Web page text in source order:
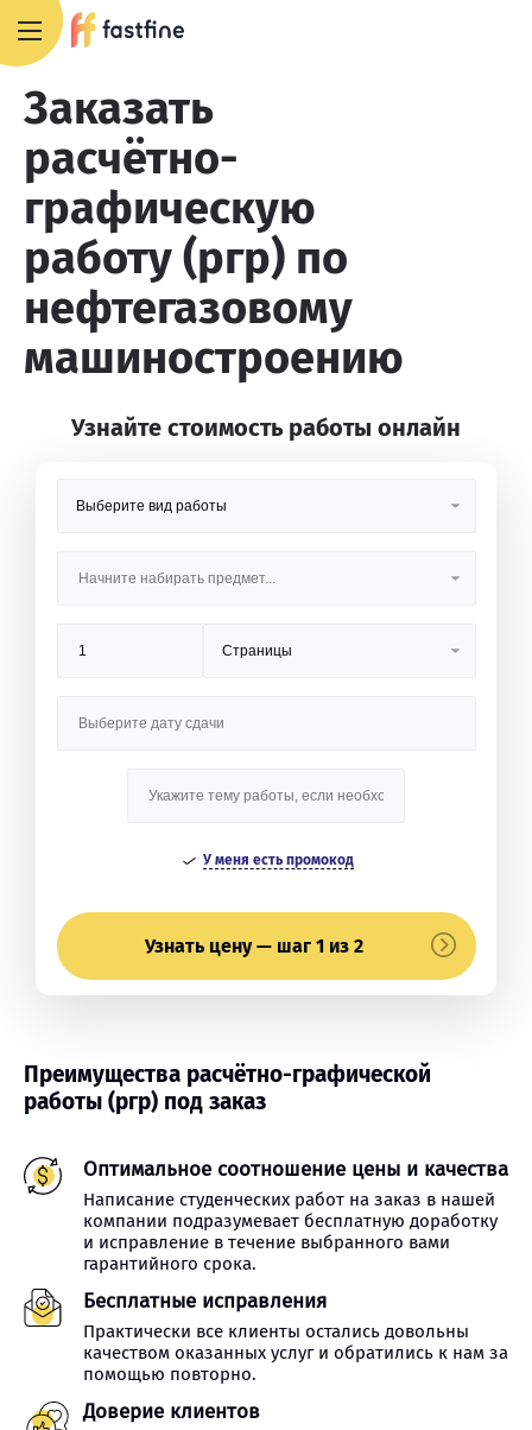
Заказать
расчётно-
графическую
работу (ргр) по
нефтегазовому
машиностроению
Узнайте стоимость работы онлайн
У меня есть промокод
Узнать цену — шаг 1 из 2
Преимущества расчётно-графической
работы (ргр) под заказ
Оптимальное соотношение цены и качества
Написание студенческих работ на заказ в нашей
компании подразумевает бесплатную доработку
и исправление в течение выбранного вами
гарантийного срока.
Бесплатные исправления
Практически все клиенты остались довольны
качеством оказанных услуг и обратились к нам за
помощью повторно.
Доверие клиентов